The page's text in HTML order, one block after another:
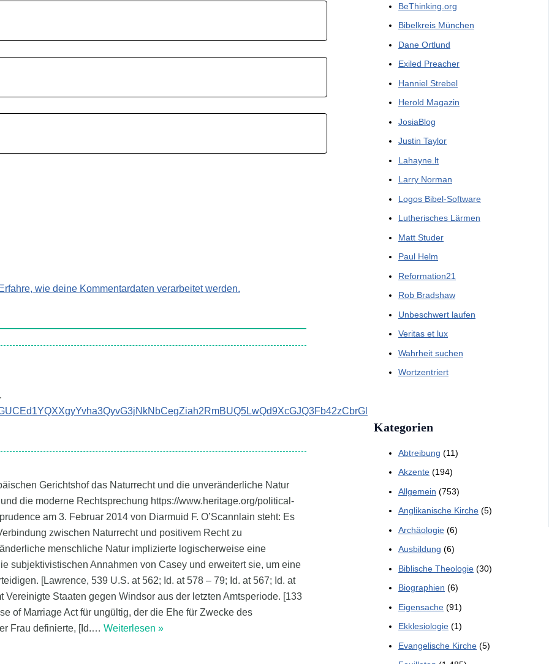
Erfahre, wie deine Kommentardaten verarbeitet werden.
Gerichtshof das Naturrecht und die unveränderliche Natur
die moderne Rechtsprechung https://www.heritage.org/political-
am 3. Februar 2014 von Diarmuid F. O’Scannlain steht: Es
zwischen Naturrecht und positivem Recht zu
menschliche Natur implizierte logischerweise eine
subjektivistischen Annahmen von Casey und erweitert sie, um eine
[Lawrence, 539 U.S. at 562; Id. at 578 – 79; Id. at 567; Id. at
Staaten gegen Windsor aus der letzten Amtsperiode. [133
of Marriage Act für ungültig, der die Ehe für Zwecke des
Frau definierte, [Id.… Weiterlesen »
BeThinking.org
Bibelkreis München
Dane Ortlund
Exiled Preacher
Hanniel Strebel
Herold Magazin
JosiaBlog
Justin Taylor
Lahayne.lt
Larry Norman
Logos Bibel-Software
Lutherisches Lärmen
Matt Studer
Paul Helm
Reformation21
Rob Bradshaw
Unbeschwert laufen
Veritas et lux
Wahrheit suchen
Wortzentriert
Kategorien
Abtreibung (11)
Akzente (194)
Allgemein (753)
Anglikanische Kirche (5)
Archäologie (6)
Ausbildung (6)
Biblische Theologie (30)
Biographien (6)
Eigensache (91)
Ekklesiologie (1)
Evangelische Kirche (5)